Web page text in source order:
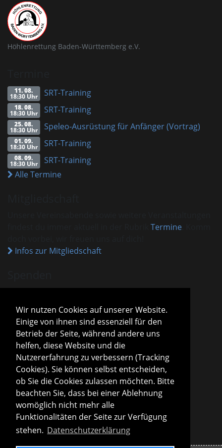
Wir nutzen Cookies auf unserer Website.
Einige von ihnen sind essenziell für den
Betrieb der Seite, während andere uns
helfen, diese Website und die
Nutzererfahrung zu verbessern (Tracking
Cookies). Sie können selbst entscheiden,
ob Sie die Cookies zulassen möchten. Bitte
beachten Sie, dass bei einer Ablehnung
womöglich nicht mehr alle
Funktionalitäten der Seite zur Verfügung
stehen. Datenschutzerklärung
Höhlenrettung Baden-Württemberg e.V.
11. 08.
18:30 Uhr SRT-Training
18. 08.
18:30 Uhr SRT-Training
25. 08.
18:30 Uhr Speleo-Ausrüstung für Anfänger (Vortrag)
01. 09.
18:30 Uhr SRT-Training
08. 09.
18:30 Uhr
SRT-Training
Alle Termine
Termine
Infos zur Mitgliedschaft
VHM ist als gemeinnützig anerkannt.
Spenden und Beiträge sind mit dem aktuellen
Freistellungsbescheid steuerlich absetzbar.
Sparda-Bank München
IBAN
DE13 7009 0500 0001 2800 15
GENODEF1S04
Infos zu Spenden
Vorstand
Roland Konopac
Erster Vorsitzender des Vorstandes
Martina Lachmuth
Zweite Vorsitzende des Vorstandes
Infos zur Vereinsleitung